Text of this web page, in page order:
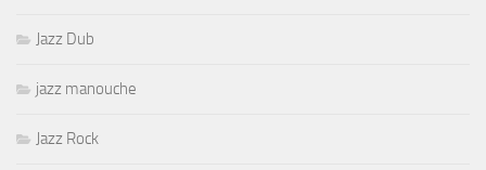
Jazz Dub
jazz manouche
Jazz Rock